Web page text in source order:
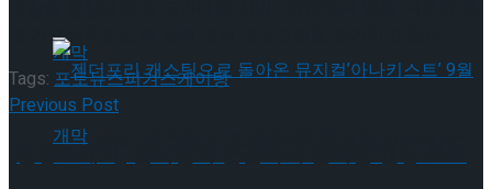
젠더프리 캐스팅으로 돌아온 뮤지컬’아나키스
도 카프리치오소’에 맞춰 프리 프로그램을 연기하고 있다
Tags: 포토뉴스피겨스케이팅
Previous Post
[현장스케치] 윤서진의 손끝까지 완벽한 엔딩 포즈